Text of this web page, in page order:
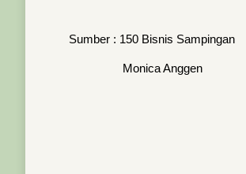
Sumber : 150 Bisnis Sampingan
Monica Anggen